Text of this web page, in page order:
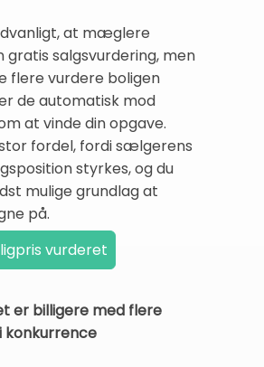
at mæglere
gratis salgsvurdering, men
flere vurdere boligen
de automatisk mod
at vinde din opgave.
fordel, fordi sælgerens
styrkes, og du
mulige grundlag at
på.
er billigere med flere